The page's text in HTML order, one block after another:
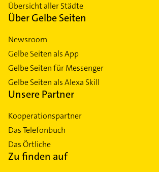
Übersicht aller Städte
Über Gelbe Seiten
Newsroom
Gelbe Seiten als App
Gelbe Seiten für Messenger
Gelbe Seiten als Alexa Skill
Unsere Partner
Kooperationspartner
Das Telefonbuch
Das Örtliche
Zu finden auf